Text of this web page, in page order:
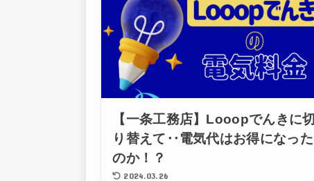
【一条工務店】Looopでんきに切
り替えて‥電気代はお得になった
のか！？
2024.03.26